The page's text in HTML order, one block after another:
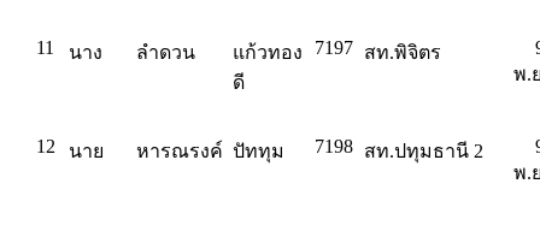
11 นาง ลำดวน
แก้วทอง
ดี
7197 สท.พิจิตร
พ.
12 นาย หารณรงค์ ปัททุม 7198 สท.ปทุมธานี 2
พ.